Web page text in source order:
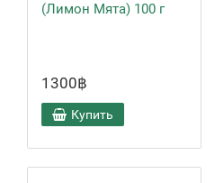
(Лимон Мята) 100 г
1300฿
Купить